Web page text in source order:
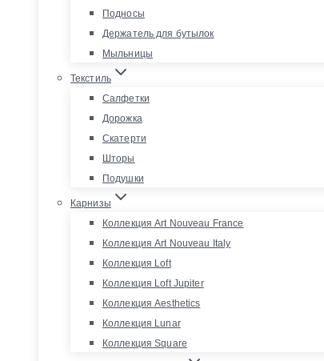
Подносы
Держатель для бутылок
Мыльницы
Текстиль
Салфетки
Дорожка
Скатерти
Шторы
Подушки
Карнизы
Коллекция Art Nouveau France
Коллекция Art Nouveau Italy
Коллекция Loft
Коллекция Loft Jupiter
Коллекция Aesthetics
Коллекция Lunar
Коллекция Square